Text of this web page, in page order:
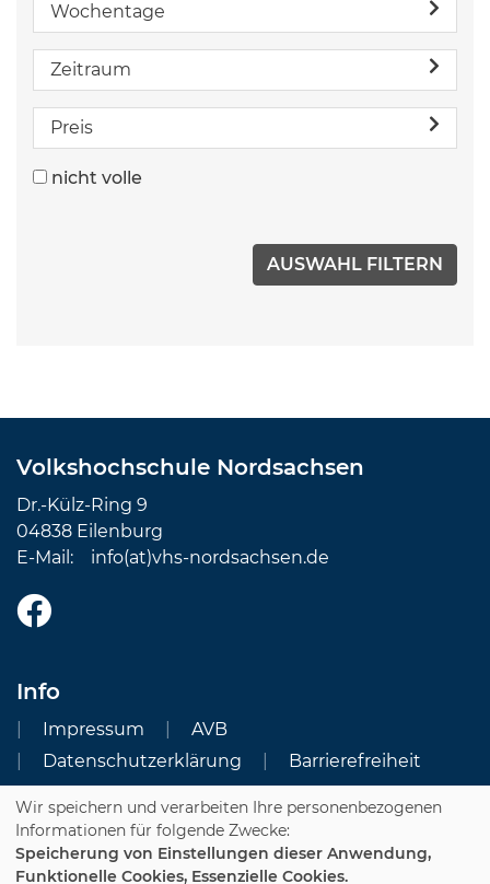
Wochentage
Zeitraum
Preis
nicht volle
Volkshochschule Nordsachsen
Dr.-Külz-Ring 9
04838 Eilenburg
E-Mail: info(at)vhs-nordsachsen.de
Info
Impressum
AVB
Datenschutzerklärung
Barrierefreiheit
Cookie Einstellungen
Dozenten-Login
Wir speichern und verarbeiten Ihre personenbezogenen
Informationen für folgende Zwecke:
Speicherung von Einstellungen dieser Anwendung,
Funktionelle Cookies, Essenzielle Cookies.